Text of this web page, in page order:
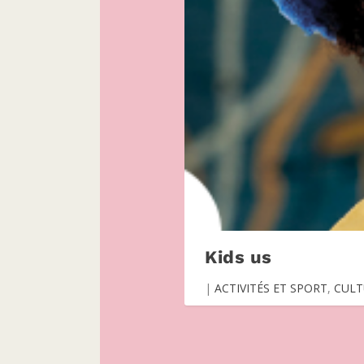
Kids us
| ACTIVITÉS ET SPORT,